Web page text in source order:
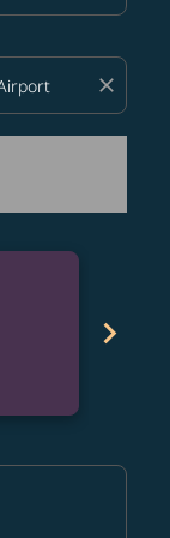
close
chevron_right